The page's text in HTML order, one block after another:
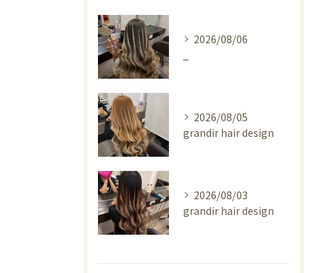
2026/08/06
2026/08/05
grandir hair design
2026/08/03
grandir hair design